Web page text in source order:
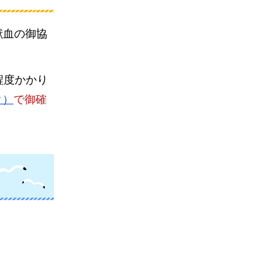
の御協
かかり
で御確